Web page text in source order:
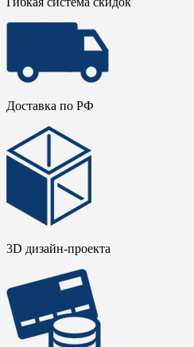
Доставка по РФ
3D дизайн-проекта